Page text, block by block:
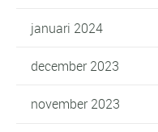
januari 2024
december 2023
november 2023